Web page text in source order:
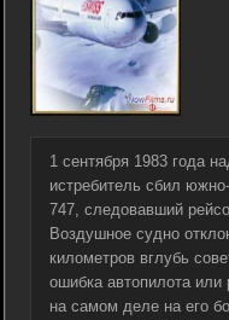
1 сентября 1983 года
истребитель сбил
747, следовавший
Воздушное судно
километров вглубь
ошибка автопилота
на самом деле на его